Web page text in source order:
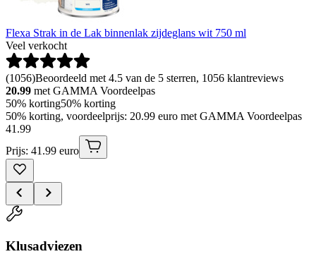
Flexa Strak in de Lak binnenlak zijdeglans wit 750 ml
Veel verkocht
(1056)Beoordeeld met 4.5 van de 5 sterren, 1056 klantreviews
20.99 met GAMMA Voordeelpas
50% korting50% korting
50% korting, voordeelprijs: 20.99 euro met GAMMA Voordeelpas
41 .99
Prijs: 41.99 euro
Klusadviezen